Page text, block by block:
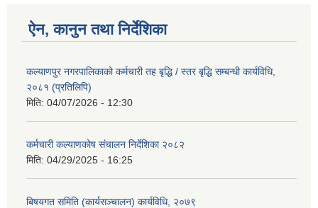
ऐन, कानुन तथा निर्देशिका
कल्याणपुर नगरपालिकाको कर्मचारी तह बृद्धि / स्तर बृद्धि सम्बन्धी कार्यविधि,
२०८१ (प्रतिलिपि)
मिति: 04/07/2026 - 12:30
कर्मचारी कल्याणकोष संचालन निर्देशिका २०८२
मिति: 04/29/2025 - 16:25
बिषयगत समिति (कार्यसञ्चालन) कार्यविधि, २०७९